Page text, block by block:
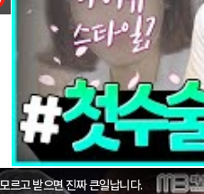
[성형외과 전문의 Q&A] 눈썹하거상 vs 이마거상 이거 모르고 받으면 진짜 큰일납니다.